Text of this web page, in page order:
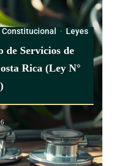
hacerlo, de ser posible,
como consecuencia de
médico forense,
acompañar por alguien
el artículo único de la ley
N° 9677 del 26 de
del antiguo artículo 14 al
Constitucional · Leyes
de Servicios de
Rica (Ley N°